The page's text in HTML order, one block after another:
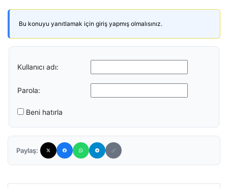
Bu konuyu yanıtlamak için giriş yapmış olmalısınız.
Kullanıcı adı:
Parola:
Beni hatırla
Paylaş: